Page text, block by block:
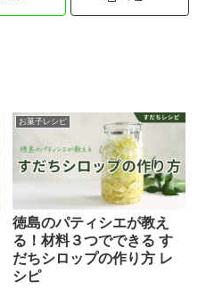
お菓子レシピ
徳島のパティシエが教え
る！材料３つでできる す
だちシロップの作り方 レ
シピ